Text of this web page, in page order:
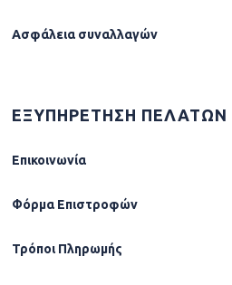
Ασφάλεια συναλλαγών
ΕΞΥΠΗΡΕΤΗΣΗ ΠΕΛΑΤΩΝ
Επικοινωνία
Φόρµα Επιστροφών
Τρόποι Πληρωμής